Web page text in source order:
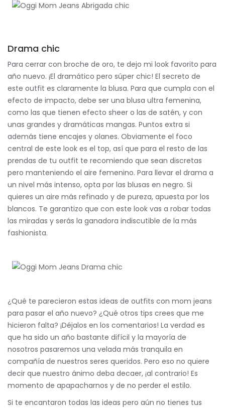
Drama chic
Para cerrar con broche de oro, te dejo mi look favorito para
año nuevo. ¡El dramático pero súper chic! El secreto de
este outfit es claramente la blusa. Para que cumpla con el
efecto de impacto, debe ser una blusa ultra femenina,
como las que tienen efecto sheer o las de satén, y con
unas grandes y dramáticas mangas. Puntos extra si
además tiene encajes y olanes. Obviamente el foco
central de este look es el top, así que para el resto de las
prendas de tu outfit te recomiendo que sean discretas
pero manteniendo el aire femenino. Para llevar el drama a
un nivel más intenso, opta por las blusas en negro. Si
quieres un aire más refinado y de pureza, apuesta por los
blancos. Te garantizo que con este look vas a robar todas
las miradas y serás la ganadora indiscutible de la más
fashionista.
¿Qué te parecieron estas ideas de outfits con mom jeans
para pasar el año nuevo? ¿Qué otros tips crees que me
hicieron falta? ¡Déjalos en los comentarios! La verdad es
que ha sido un año bastante difícil y la mayoría de
nosotros pasaremos una velada más tranquila en
compañía de nuestros seres queridos. Pero eso no quiere
decir que nuestro ánimo deba decaer, ¡al contrario! Es
momento de apapacharnos y de no perder el estilo.
Si te encantaron todas las ideas pero aún no tienes tus